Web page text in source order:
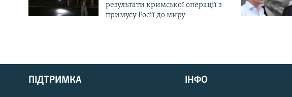
Русский
Qırımtatar
результати кримської операції з
примусу Росії до миру
ПІДТРИМКА ІНФО